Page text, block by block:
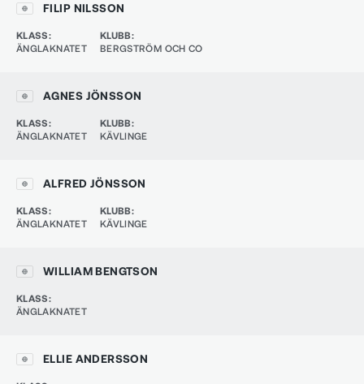
FILIP NILSSON
KLASS:
ÄNGLAKNATET
KLUBB:
BERGSTRÖM OCH CO
AGNES JÖNSSON
KLASS:
ÄNGLAKNATET
KLUBB:
KÄVLINGE
ALFRED JÖNSSON
KLASS:
ÄNGLAKNATET
KLUBB:
KÄVLINGE
WILLIAM BENGTSON
KLASS:
ÄNGLAKNATET
ELLIE ANDERSSON